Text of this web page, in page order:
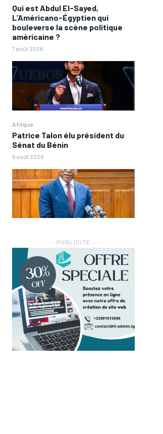
Qui est Abdul El-Sayed,
L’Américano-Égyptien qui
bouleverse la scène politique
américaine ?
7 août 2026
Afrique
Patrice Talon élu président du
Sénat du Bénin
6 août 2026
― PUBLICITE ―